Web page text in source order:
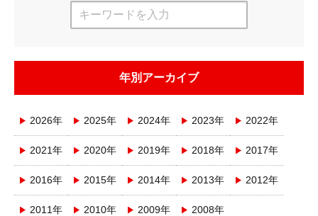
年別アーカイブ
2026年 2025年 2024年 2023年 2022年
2021年 2020年 2019年 2018年 2017年
2016年 2015年 2014年 2013年 2012年
2011年 2010年 2009年 2008年